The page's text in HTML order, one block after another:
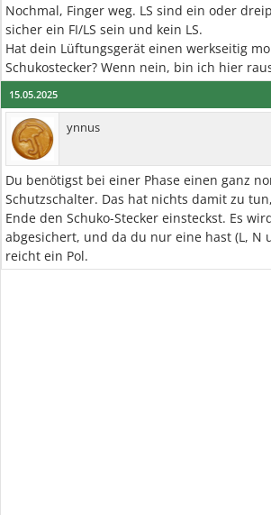
Nochmal, Finger weg. LS sind ein oder
sicher ein FI/LS sein und kein LS.
Hat dein Lüftungsgerät einen werkseitig
Schukostecker? Wenn nein, bin ich hier
15.05.2025
ynnus
Du benötigst bei einer Phase einen ganz
Schutzschalter. Das hat nichts damit zu
Ende den Schuko-Stecker einsteckst. Es
abgesichert, und da du nur eine hast (L, N
reicht ein Pol.